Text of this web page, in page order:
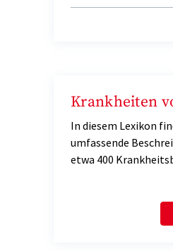
Krankheiten
In diesem Lexikon
umfassende
etwa 400